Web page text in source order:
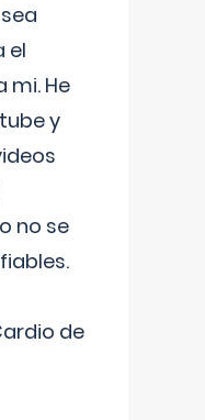
el
mi. He
y
no se
de